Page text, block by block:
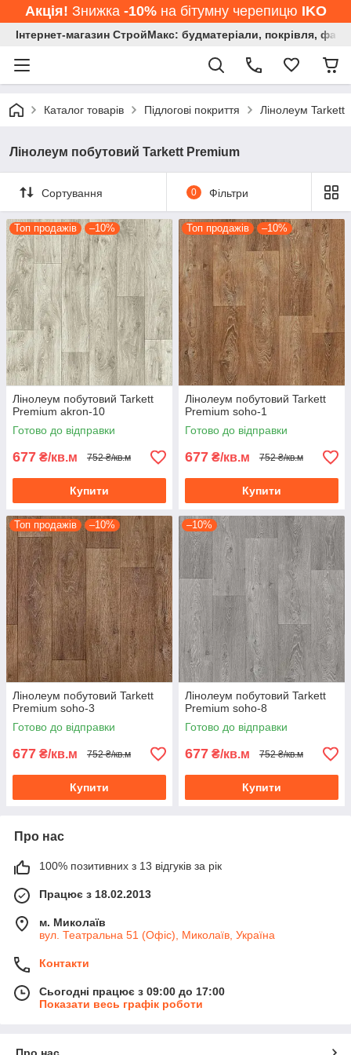
Акція! Знижка -10%на бітумну черепицю IKO
Інтернет-магазин СтройМакс: будматеріали, покрівля,
Каталог товарів Підлогові покриття Лінолеум Tarkett
Лінолеум побутовий Tarkett Premium
Сортування 0 Фільтри
Топ продажів –10%
Лінолеум побутовий Tarkett
Premium akron-10
Готово до відправки
677 ₴/кв.м 752 ₴/кв.м
Купити
Топ продажів –10%
Лінолеум побутовий Tarkett
Premium soho-1
Готово до відправки
677 ₴/кв.м 752 ₴/кв.м
Купити
Топ продажів –10%
Лінолеум побутовий Tarkett
Premium soho-3
Готово до відправки
677 ₴/кв.м 752 ₴/кв.м
Купити
–10%
Лінолеум побутовий Tarkett
Premium soho-8
Готово до відправки
677 ₴/кв.м 752 ₴/кв.м
Купити
Про нас
100% позитивних з 13 відгуків за рік
Працює з 18.02.2013
м. Миколаїв
вул. Театральна 51 (Офіс), Миколаїв, Україна
Контакти
Сьогодні працює з 09:00 до 17:00
Показати весь графік роботи